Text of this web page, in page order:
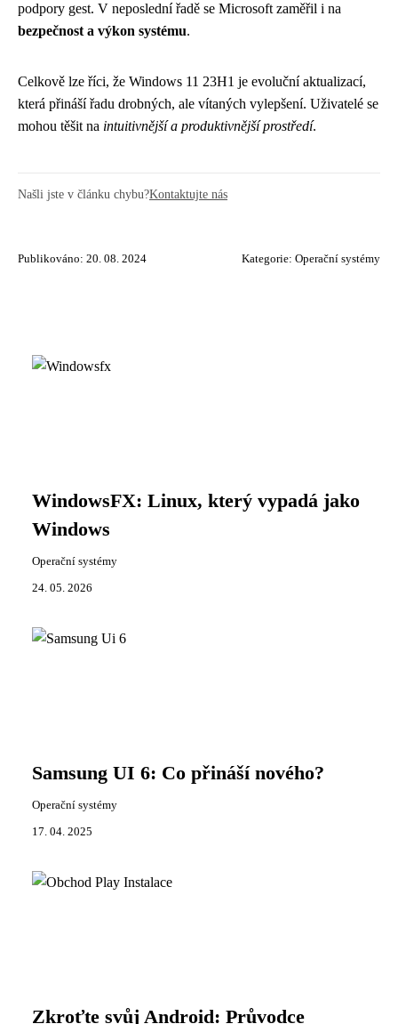
podpory gest. V neposlední řadě se Microsoft zaměřil i na
bezpečnost a výkon systému.
Celkově lze říci, že Windows 11 23H1 je evoluční aktualizací,
která přináší řadu drobných, ale vítaných vylepšení. Uživatelé se
mohou těšit na intuitivnější a produktivnější prostředí.
Našli jste v článku chybu?Kontaktujte nás
Publikováno: 20. 08. 2024 Kategorie: Operační systémy
WindowsFX: Linux, který vypadá jako
Windows
Operační systémy
24. 05. 2026
Samsung UI 6: Co přináší nového?
Operační systémy
17. 04. 2025
Zkroťte svůj Android: Průvodce